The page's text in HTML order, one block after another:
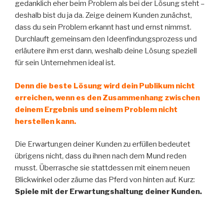
gedanklich eher beim Problem als bei der Lösung steht –
deshalb bist du ja da. Zeige deinem Kunden zunächst,
dass du sein Problem erkannt hast und ernst nimmst.
Durchlauft gemeinsam den Ideenfindungsprozess und
erläutere ihm erst dann, weshalb deine Lösung speziell
für sein Unternehmen ideal ist.
Denn die beste Lösung wird dein Publikum nicht
erreichen, wenn es den Zusammenhang zwischen
deinem Ergebnis und seinem Problem nicht
herstellen kann.
Die Erwartungen deiner Kunden zu erfüllen bedeutet
übrigens nicht, dass du ihnen nach dem Mund reden
musst. Überrasche sie stattdessen mit einem neuen
Blickwinkel oder zäume das Pferd von hinten auf. Kurz:
Spiele mit der Erwartungshaltung deiner Kunden.